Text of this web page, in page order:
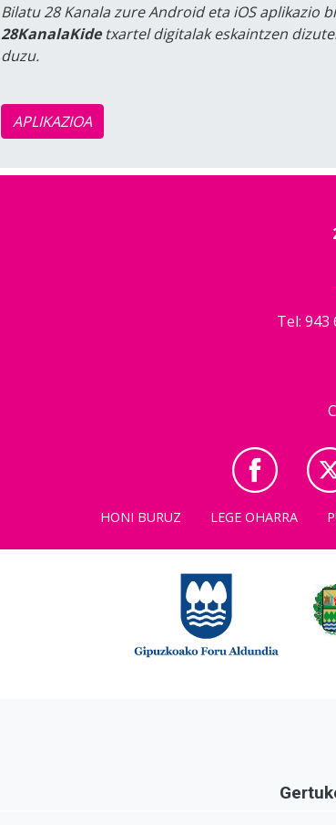
Bilatu 28 Kanala zure Android eta iOS aplikazio
28KanalaKidetxartel digitalak eskaintzen
duzu.
APLIKAZIOA
Tel: 943
HONI BURUZ LEGE OHARRA